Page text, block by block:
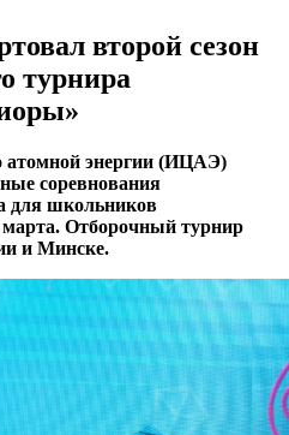
второй сезон
турнира
энергии (ИЦАЭ)
соревнования
для школьников
Отборочный турнир
и Минске.